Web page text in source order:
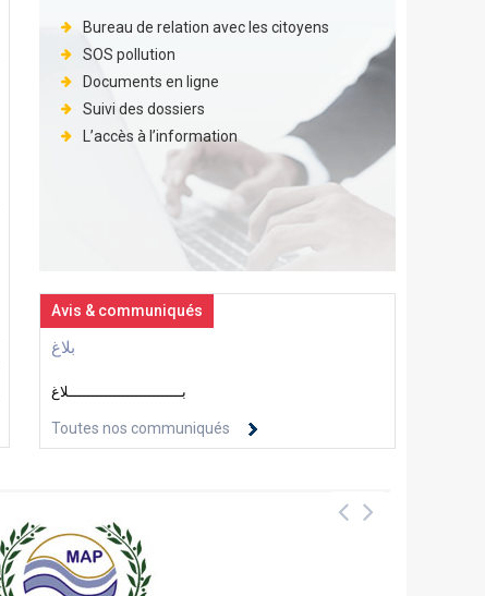
Bureau de relation avec les citoyens
SOS pollution
Documents en ligne
Suivi des dossiers
L’accès à l’information
Avis & communiqués
بلاغ
بــــــــــــــــــــــــــلاغ
Toutes nos communiqués